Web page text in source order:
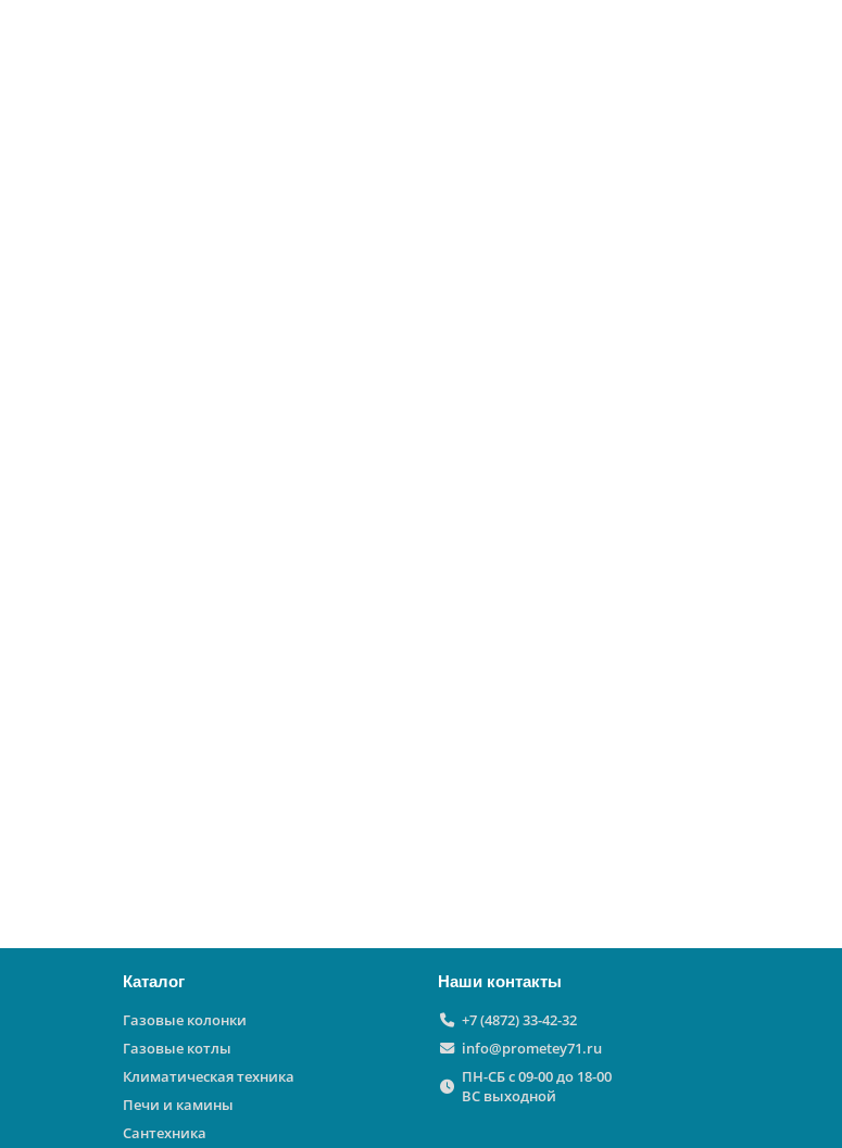
Каталог
Газовые колонки
Газовые котлы
Климатическая техника
Печи и камины
Сантехника
Наши контакты
+7 (4872) 33-42-32
info@prometey71.ru
ПН-СБ с 09-00 до 18-00
ВС выходной